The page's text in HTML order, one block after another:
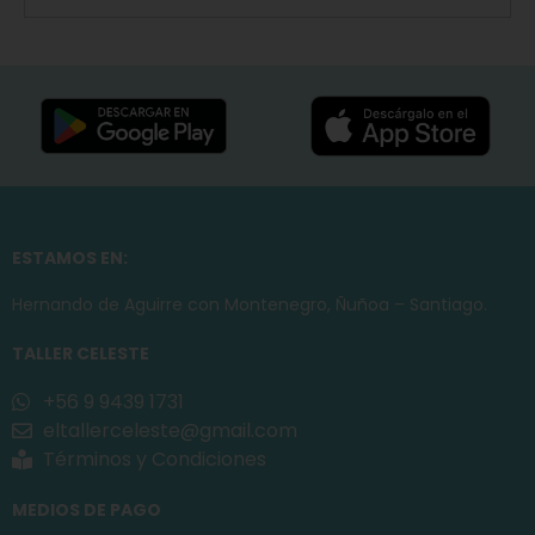
ESTAMOS EN:
Hernando de Aguirre con Montenegro, Ñuñoa – Santiago.
TALLER CELESTE
+56 9 9439 1731
eltallerceleste@gmail.com
Términos y Condiciones
MEDIOS DE PAGO